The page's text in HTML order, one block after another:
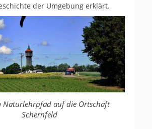
der Umgebung erklärt.
Naturlehrpfad auf die Ortschaft
Schernfeld